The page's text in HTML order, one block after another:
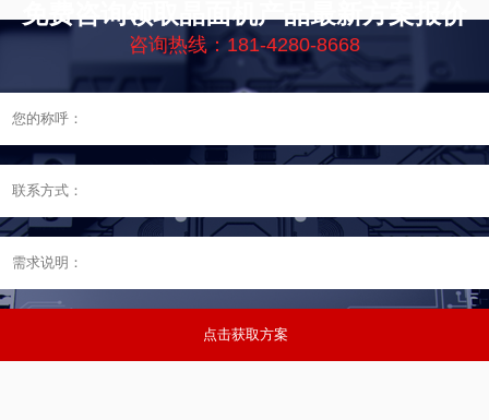
免费咨询领取晶面机产品最新方案报价
咨询热线：181-4280-8668